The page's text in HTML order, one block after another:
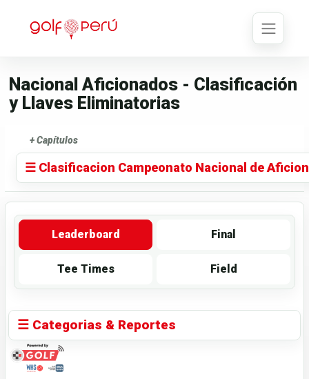
Nacional Aficionados - Clasificación
y Llaves Eliminatorias
+ Capítulos
☰ Clasificacion Campeonato Nacional de
Leaderboard Final
Tee Times Field
☰ Categorias & Reportes